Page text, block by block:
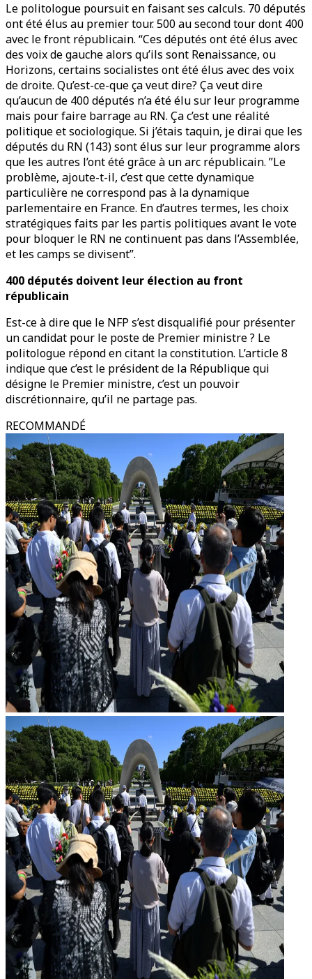
Le politologue poursuit en faisant ses calculs. 70 députés
ont été élus au premier tour. 500 au second tour dont 400
avec le front républicain. “Ces députés ont été élus avec
des voix de gauche alors qu’ils sont Renaissance, ou
Horizons, certains socialistes ont été élus avec des voix
de droite. Qu’est-ce-que ça veut dire? Ça veut dire
qu’aucun de 400 députés n’a été élu sur leur programme
mais pour faire barrage au RN. Ça c’est une réalité
politique et sociologique. Si j’étais taquin, je dirai que les
députés du RN (143) sont élus sur leur programme alors
que les autres l’ont été grâce à un arc républicain. ”Le
problème, ajoute-t-il, c’est que cette dynamique
particulière ne correspond pas à la dynamique
parlementaire en France. En d’autres termes, les choix
stratégiques faits par les partis politiques avant le vote
pour bloquer le RN ne continuent pas dans l’Assemblée,
et les camps se divisent”.
400 députés doivent leur élection au front
républicain
Est-ce à dire que le NFP s’est disqualifié pour présenter
un candidat pour le poste de Premier ministre ? Le
politologue répond en citant la constitution. L’article 8
indique que c’est le président de la République qui
désigne le Premier ministre, c’est un pouvoir
discrétionnaire, qu’il ne partage pas.
RECOMMANDÉ